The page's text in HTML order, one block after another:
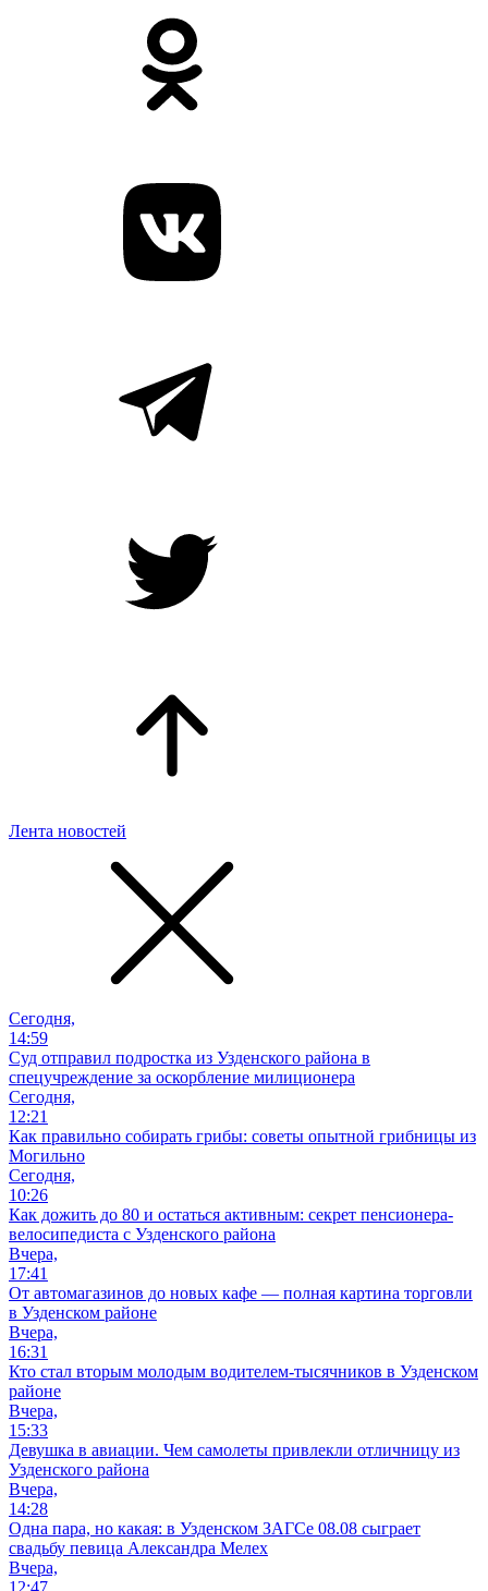
Лента новостей
Сегодня,
14:59
Суд отправил подростка из Узденского района в
спецучреждение за оскорбление милиционера
Сегодня,
12:21
Как правильно собирать грибы: советы опытной грибницы из
Могильно
Сегодня,
10:26
Как дожить до 80 и остаться активным: секрет пенсионера-
велосипедиста с Узденского района
Вчера,
17:41
От автомагазинов до новых кафе — полная картина торговли
в Узденском районе
Вчера,
16:31
Кто стал вторым молодым водителем-тысячников в Узденском
районе
Вчера,
15:33
Девушка в авиации. Чем самолеты привлекли отличницу из
Узденского района
Вчера,
14:28
Одна пара, но какая: в Узденском ЗАГСе 08.08 сыграет
свадьбу певица Александра Мелех
Вчера,
12:47